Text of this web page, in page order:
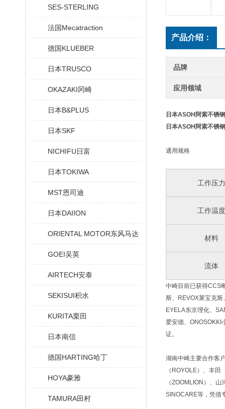
SES-STERLING
法国Mecatraction
德国KLUEBER
日本TRUSCO
OKAZAKI冈崎
日本B&PLUS
日本SKF
NICHIFU日富
日本TOKIWA
MST恩司迪
日本DAIION
ORIENTAL MOTOR东风马达
GOEI吴英
AIRTECH安泰
SEKISUI积水
KURITA栗田
日本南信
德国HARTING哈丁
HOYA豪雅
TAMURA田村
产品介绍：
品牌
应用领域
日本ASOH阿索不锈
日本ASOH阿索不锈
通用规格
工作压力
工作温度
材料
流体
中崎目前已获得CCS
斯、REVOX莱宝克斯
EYELA东京理化、
爱安德、ONOSOKKI
证。
湖南中崎主要合作客
（ROYOLE）、丰
（ZOOMLION）、
SINOCARE等，凭